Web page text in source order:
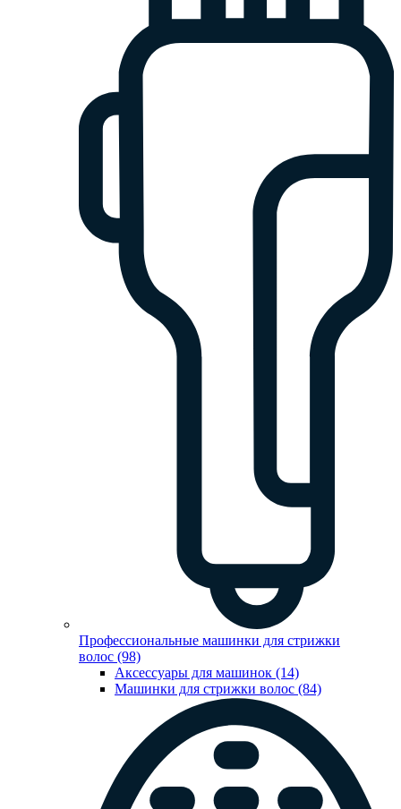
Профессиональные машинки для стрижки
волос (98)
Аксессуары для машинок (14)
Машинки для стрижки волос (84)